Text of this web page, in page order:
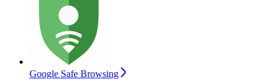
Google Safe Browsing